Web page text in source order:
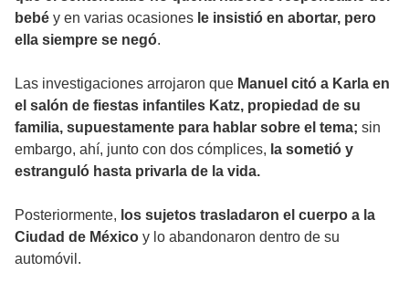
bebé y en varias ocasiones le insistió en abortar, pero
ella siempre se negó.
Las investigaciones arrojaron que Manuel citó a Karla en
el salón de fiestas infantiles Katz, propiedad de su
familia, supuestamente para hablar sobre el tema; sin
embargo, ahí, junto con dos cómplices, la sometió y
estranguló hasta privarla de la vida.
Posteriormente, los sujetos trasladaron el cuerpo a la
Ciudad de México y lo abandonaron dentro de su
automóvil.